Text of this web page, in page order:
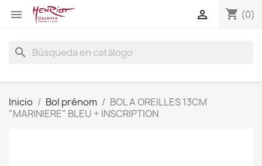
 shopping_cart (0)

search
Inicio Bol prénom
BOL A OREILLES 13CM
"MARINIERE" BLEU + INSCRIPTION